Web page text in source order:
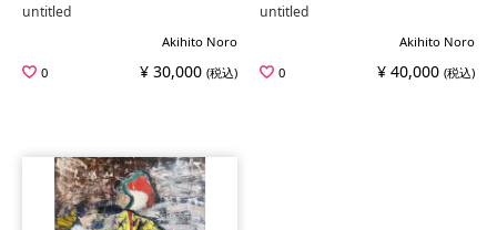
untitled
Akihito Noro
0
¥ 30,000 (税込)
untitled
Akihito Noro
0
¥ 40,000 (税込)